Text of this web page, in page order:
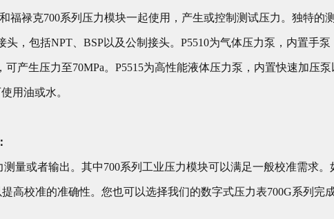
福禄克700系列压力模块一起使用，产生或控制测试压力。独特的
，包括NPT、BSP以及公制接头。P5510为气体压力泵，内置手
可产生压力至70MPa。P5515为高性能液体压力泵，内置快速加压
用油或水。
量或者输出。其中700系列工业压力模块可以满足一般校准需求
高校准的准确性。您也可以选择我们的数字式压力表700G系列完